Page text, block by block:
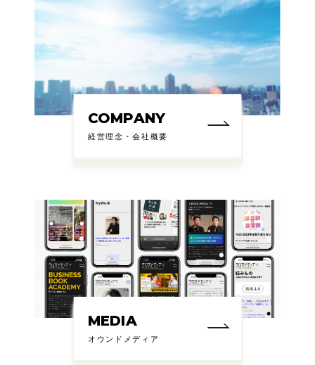
COMPANY
経営理念・会社概要
MEDIA
オウンドメディア